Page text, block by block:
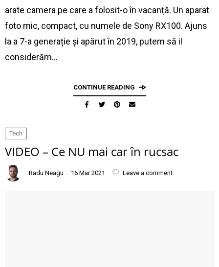
arate camera pe care a folosit-o în vacanță. Un aparat
foto mic, compact, cu numele de Sony RX100. Ajuns
la a 7-a generație și apărut în 2019, putem să il
considerăm…
CONTINUE READING
Tech
VIDEO – Ce NU mai car în rucsac
Radu Neagu 16 Mar 2021 Leave a comment